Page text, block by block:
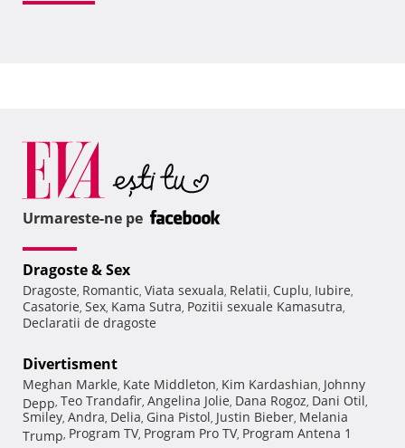
Urmareste-ne pe
Dragoste & Sex
Dragoste, Romantic, Viata sexuala, Relatii, Cuplu, Iubire,
Casatorie, Sex, Kama Sutra, Pozitii sexuale Kamasutra,
Declaratii de dragoste
Divertisment
Meghan Markle, Kate Middleton, Kim Kardashian, Johnny
Depp, Teo Trandafir, Angelina Jolie, Dana Rogoz, Dani Otil,
Smiley, Andra, Delia, Gina Pistol, Justin Bieber, Melania
Trump, Program TV, Program Pro TV, Program Antena 1